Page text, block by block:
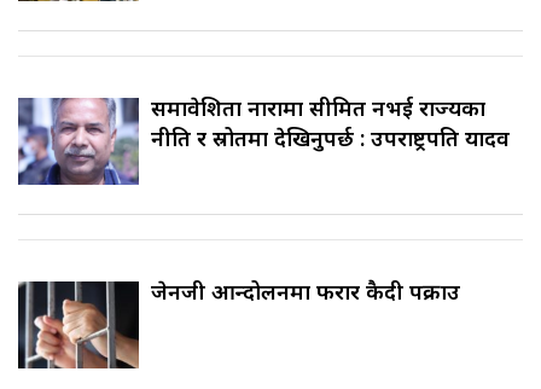
समावेशिता नारामा सीमित नभई राज्यका
नीति र स्रोतमा देखिनुपर्छ : उपराष्ट्रपति यादव
जेनजी आन्दोलनमा फरार कैदी पक्राउ